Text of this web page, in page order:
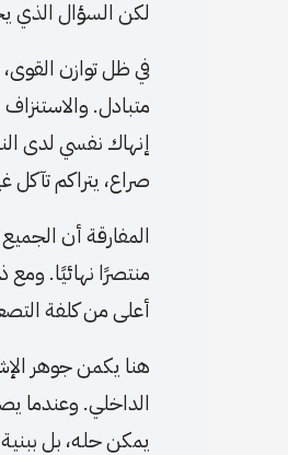
لكن السؤال الذي
في ظل توازن
متبادل.
إنهاك نفسي لدى
صراع، يتراكم تآكل
المفارقة أن
منتصرًا نهائيًا.
أعلى من كلفة
هنا يكمن جوهر
الداخلي. وعندما
يمكن حله، بل